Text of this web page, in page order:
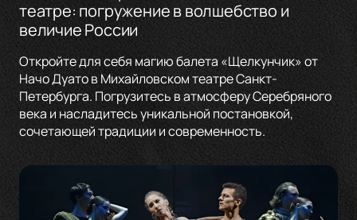
театре: погружение в волшебство и
величие России
Откройте для себя магию балета «Щелкунчик» от
Начо Дуато в Михайловском театре Санкт-
Петербурга. Погрузитесь в атмосферу Серебряного
века и насладитесь уникальной постановкой,
сочетающей традиции и современность.